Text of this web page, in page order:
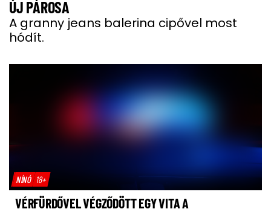
ÚJ PÁROSA
A granny jeans balerina cipővel most
hódít.
NÍNÓ 18+
VÉRFÜRDŐVEL VÉGZŐDÖTT EGY VITA A